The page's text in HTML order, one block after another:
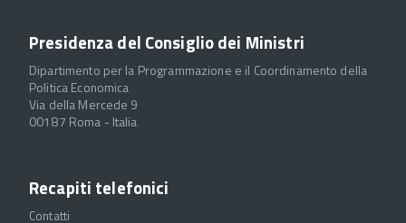
Presidenza del Consiglio dei Ministri
Dipartimento per la Programmazione e il Coordinamento della
Politica Economica
Via della Mercede 9
00187 Roma - Italia
Recapiti telefonici
Contatti